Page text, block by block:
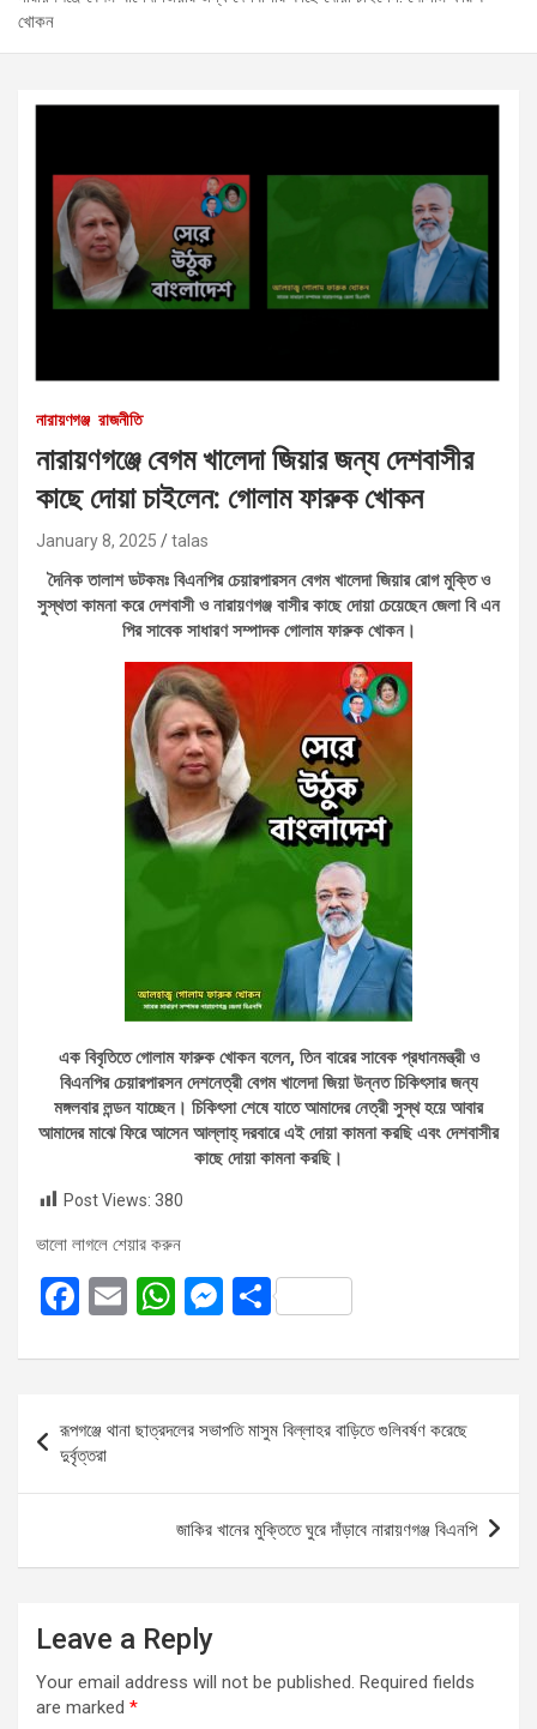
খোকন
নারায়ণগঞ্জ রাজনীতি
নারায়ণগঞ্জে বেগম খালেদা জিয়ার জন্য দেশবাসীর
কাছে দোয়া চাইলেন: গোলাম ফারুক খোকন
January 8, 2025 talas
দৈনিক তালাশ ডটকমঃ বিএনপির চেয়ারপারসন বেগম খালেদা জিয়ার রোগ মুক্তি ও
সুস্থতা কামনা করে দেশবাসী ও নারায়ণগঞ্জ বাসীর কাছে দোয়া চেয়েছেন জেলা বি এন
পির সাবেক সাধারণ সম্পাদক গোলাম ফারুক খোকন।
এক বিবৃতিতে গোলাম ফারুক খোকন বলেন, তিন বারের সাবেক প্রধানমন্ত্রী ও
বিএনপির চেয়ারপারসন দেশনেত্রী বেগম খালেদা জিয়া উন্নত চিকিৎসার জন্য
মঙ্গলবার লন্ডন যাচ্ছেন। চিকিৎসা শেষে যাতে আমাদের নেত্রী সুস্থ হয়ে আবার
আমাদের মাঝে ফিরে আসেন আল্লাহ্ দরবারে এই দোয়া কামনা করছি এবং দেশবাসীর
কাছে দোয়া কামনা করছি।
Post Views: 380
ভালো লাগলে শেয়ার করুন
F
ce
o
o
E
ail
W
at
A
p
p
M
se
n
g
er
S
ar
e
navigation
রূপগঞ্জে থানা ছাত্রদলের সভাপতি মাসুম বিল্লাহর বাড়িতে গুলিবর্ষণ করেছে
দুর্বৃত্তরা
জাকির খানের মুক্তিতে ঘুরে দাঁড়াবে নারায়ণগঞ্জ বিএনপি
Leave a Reply
Your email address will not be published. Required fields
are marked *